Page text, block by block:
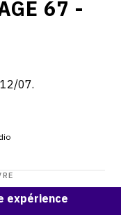
67 -
07.
67 - 2007.
expérience